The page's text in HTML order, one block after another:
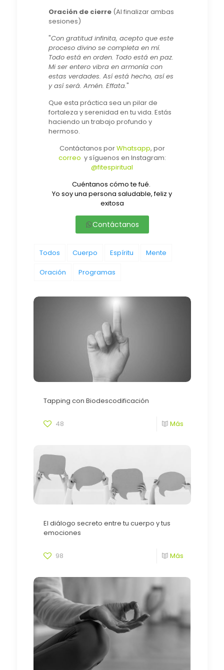
Oración de cierre(Al finalizar ambas
sesiones)
"Con gratitud infinita, acepto que este
proceso divino se completa en mí.
Todo está en orden. Todo está en paz.
Mi ser entero vibra en armonía con
estas verdades. Así está hecho, así es
y así será. Amén. Effata."
Que esta práctica sea un pilar de
fortaleza y serenidad en tu vida. Estás
haciendo un trabajo profundo y
hermoso.
Contáctanos porWhatsapp, por
correo y síguenos en Instagram:
@fitespiritual
Cuéntanos cómo te fué.
Yo soy una persona saludable, feliz y
exitosa
Contáctanos
Todos Cuerpo Espíritu Mente
Oración Programas
Tapping con Biodescodificación
48 Más
El diálogo secreto entre tu cuerpo y tus
emociones
98 Más